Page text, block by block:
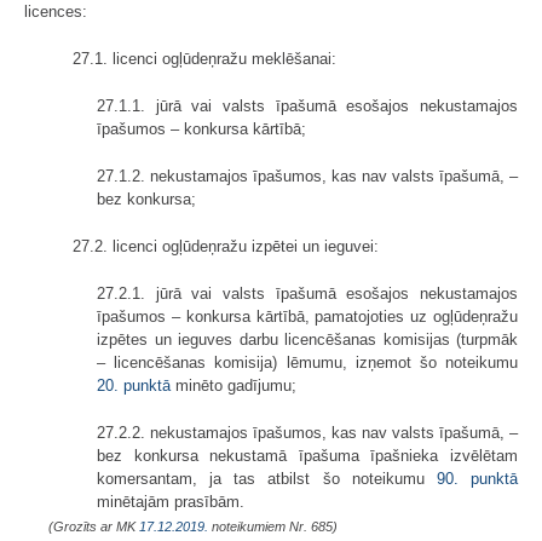
licences:
27.1. licenci ogļūdeņražu meklēšanai:
27.1.1. jūrā vai valsts īpašumā esošajos nekustamajos
īpašumos – konkursa kārtībā;
27.1.2. nekustamajos īpašumos, kas nav valsts īpašumā, –
bez konkursa;
27.2. licenci ogļūdeņražu izpētei un ieguvei:
27.2.1. jūrā vai valsts īpašumā esošajos nekustamajos
īpašumos – konkursa kārtībā, pamatojoties uz ogļūdeņražu
izpētes un ieguves darbu licencēšanas komisijas (turpmāk
– licencēšanas komisija) lēmumu, izņemot šo noteikumu
20. punktā minēto gadījumu;
27.2.2. nekustamajos īpašumos, kas nav valsts īpašumā, –
bez konkursa nekustamā īpašuma īpašnieka izvēlētam
komersantam, ja tas atbilst šo noteikumu 90. punktā
minētajām prasībām.
(Grozīts ar MK 17.12.2019. noteikumiem Nr. 685)